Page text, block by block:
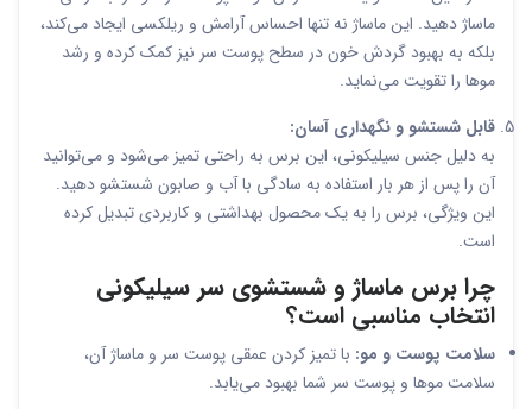
ماساژ دهید. این ماساژ نه تنها احساس آرامش و ریلکسی ایجاد می‌کند،
بلکه به بهبود گردش خون در سطح پوست سر نیز کمک کرده و رشد
موها را تقویت می‌نماید.
قابل شستشو و نگهداری آسان:
به دلیل جنس سیلیکونی، این برس به راحتی تمیز می‌شود و می‌توانید
آن را پس از هر بار استفاده به سادگی با آب و صابون شستشو دهید.
این ویژگی، برس را به یک محصول بهداشتی و کاربردی تبدیل کرده
است.
چرا برس ماساژ و شستشوی سر سیلیکونی
انتخاب مناسبی است؟
سلامت پوست و مو: با تمیز کردن عمقی پوست سر و ماساژ آن،
سلامت موها و پوست سر شما بهبود می‌یابد.